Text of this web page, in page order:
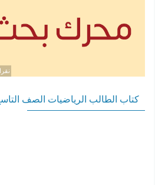
نقرات: 616770 /
كتاب الطالب الرياضيات الصف